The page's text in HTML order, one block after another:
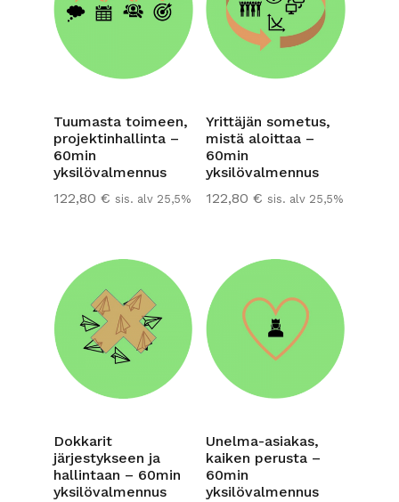
Tuumasta toimeen,
projektinhallinta –
60min
yksilövalmennus
122,80 € sis. alv 25,5%
Yrittäjän sometus,
mistä aloittaa –
60min
yksilövalmennus
122,80 € sis. alv 25,5%
Dokkarit
järjestykseen ja
hallintaan – 60min
yksilövalmennus
Unelma-asiakas,
kaiken perusta –
60min
yksilövalmennus